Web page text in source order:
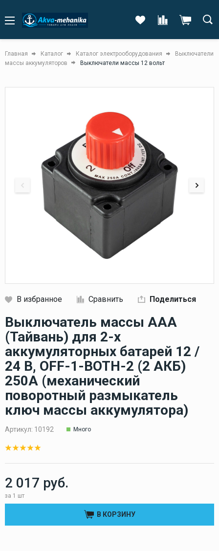
Главная Каталог Каталог электрооборудования
Выключатели
массы аккумуляторов
Выключатели массы 12 вольт
В избранное Сравнить Поделиться
Кликните, чтобы скопировать прямую ссылку
Выключатель массы ААА
(Тайвань) для 2-х
аккумуляторных батарей 12 /
24 В, OFF-1-BOTH-2 (2 АКБ)
250А (механический
поворотный размыкатель
ключ массы аккумулятора)
Артикул: 10192 Много
2 017 руб.
за 1 шт
В КОРЗИНУ